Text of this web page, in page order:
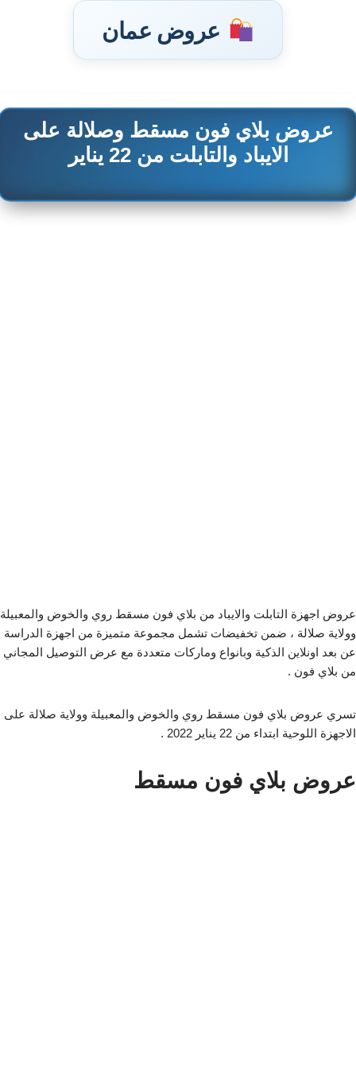
عروض عمان
تخطى
عروض بلاي فون مسقط وصلالة على
الايباد والتابلت من 22 يناير
عروض اجهزة التابلت والايباد من بلاي فون مسقط روي والخوض والمعبيلة
وولاية صلالة ، ضمن تخفيضات تشمل مجموعة متميزة من اجهزة الدراسة
عن بعد اونلاين الذكية وبانواع وماركات متعددة مع عرض التوصيل المجاني
من بلاي فون .
تسري عروض بلاي فون مسقط روي والخوض والمعبيلة وولاية صلالة على
الاجهزة اللوحية ابتداء من 22 يناير 2022 .
عروض بلاي فون مسقط